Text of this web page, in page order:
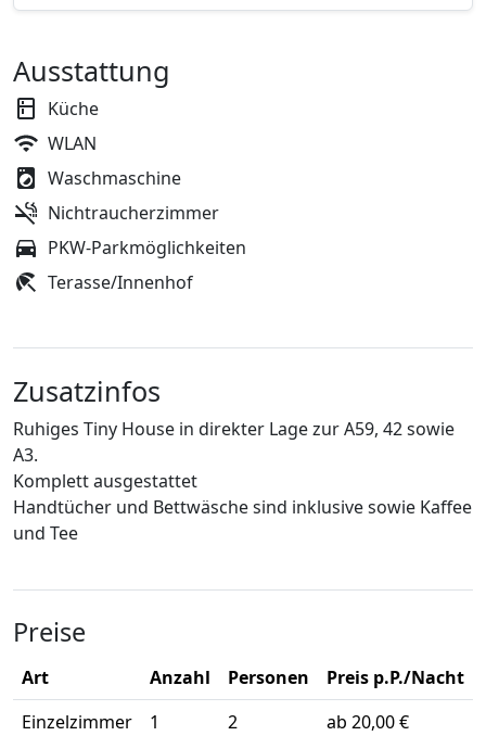
Ausstattung
Küche
WLAN
Waschmaschine
Nichtraucherzimmer
PKW-Parkmöglichkeiten
Terasse/Innenhof
Zusatzinfos
Ruhiges Tiny House in direkter Lage zur A59, 42 sowie
A3.
Komplett ausgestattet
Handtücher und Bettwäsche sind inklusive sowie Kaffee
und Tee
Preise
Art Anzahl Personen
Preis p.P./Nacht
Einzelzimmer
1 2 ab 20,00 €